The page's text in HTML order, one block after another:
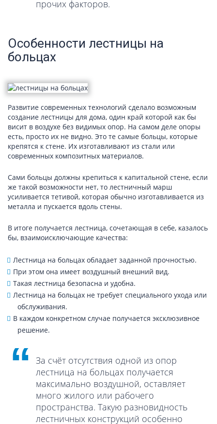
прочих факторов.
Особенности лестницы на
больцах
Развитие современных технологий сделало возможным
создание лестницы для дома, один край которой как бы
висит в воздухе без видимых опор. На самом деле опоры
есть, просто их не видно. Это те самые больцы, которые
крепятся к стене. Их изготавливают из стали или
современных композитных материалов.
Сами больцы должны крепиться к капитальной стене, если
же такой возможности нет, то лестничный марш
усиливается тетивой, которая обычно изготавливается из
металла и пускается вдоль стены.
В итоге получается лестница, сочетающая в себе, казалось
бы, взаимоисключающие качества:
Лестница на больцах обладает заданной прочностью.
При этом она имеет воздушный внешний вид.
Такая лестница безопасна и удобна.
Лестница на больцах не требует специального ухода или
обслуживания.
В каждом конкретном случае получается эксклюзивное
решение.
За счёт отсутствия одной из опор
лестница на больцах получается
максимально воздушной, оставляет
много жилого или рабочего
пространства. Такую разновидность
лестничных конструкций особенно